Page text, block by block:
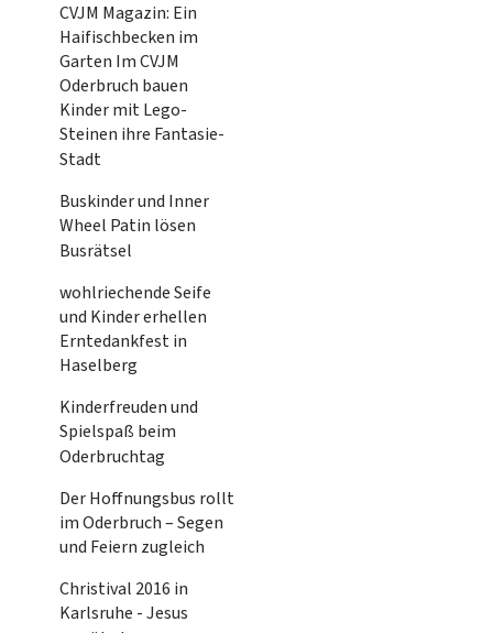
CVJM Magazin: Ein
Haifischbecken im
Garten Im CVJM
Oderbruch bauen
Kinder mit Lego-
Steinen ihre Fantasie-
Stadt
Buskinder und Inner
Wheel Patin lösen
Busrätsel
wohlriechende Seife
und Kinder erhellen
Erntedankfest in
Haselberg
Kinderfreuden und
Spielspaß beim
Oderbruchtag
Der Hoffnungsbus rollt
im Oderbruch – Segen
und Feiern zugleich
Christival 2016 in
Karlsruhe - Jesus